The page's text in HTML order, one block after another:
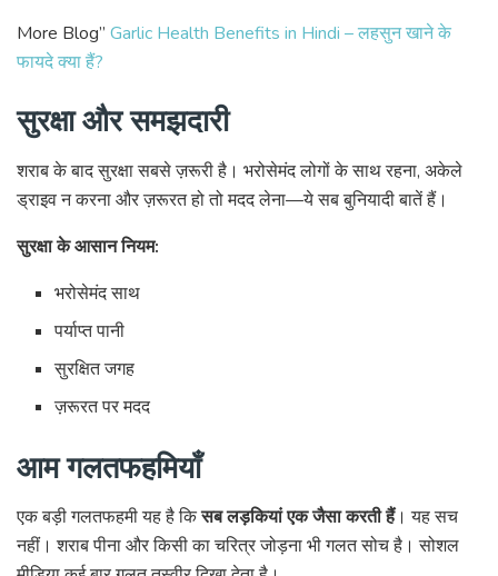
More Blog” Garlic Health Benefits in Hindi – लहसुन खाने के
फायदे क्या हैं?
सुरक्षा और समझदारी
शराब के बाद सुरक्षा सबसे ज़रूरी है। भरोसेमंद लोगों के साथ रहना, अकेले
ड्राइव न करना और ज़रूरत हो तो मदद लेना—ये सब बुनियादी बातें हैं।
सुरक्षा के आसान नियम:
भरोसेमंद साथ
पर्याप्त पानी
सुरक्षित जगह
ज़रूरत पर मदद
आम गलतफहमियाँ
एक बड़ी गलतफहमी यह है किसब लड़कियां एक जैसा करती हैं। यह सच
नहीं। शराब पीना और किसी का चरित्र जोड़ना भी गलत सोच है। सोशल